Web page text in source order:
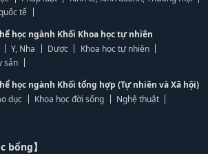
tế
học ngành Khối Khoa học tự nhiên
Y, Nha Dược
Khoa học tự nhiên
sản
học ngành Khối tổng hợp (Tự nhiên và Xã hội)
dục
Khoa học đời sống
Nghệ thuật
bổng】